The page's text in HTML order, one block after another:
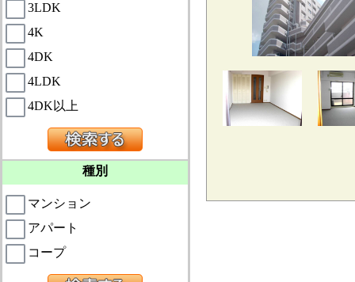
3LDK
4K
4DK
4LDK
4DK以上
種別
マンション
アパート
コープ